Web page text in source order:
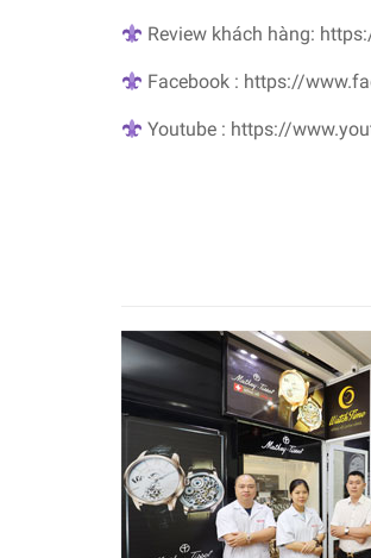
Review khách hàng:
Facebook : https://
Youtube : https://